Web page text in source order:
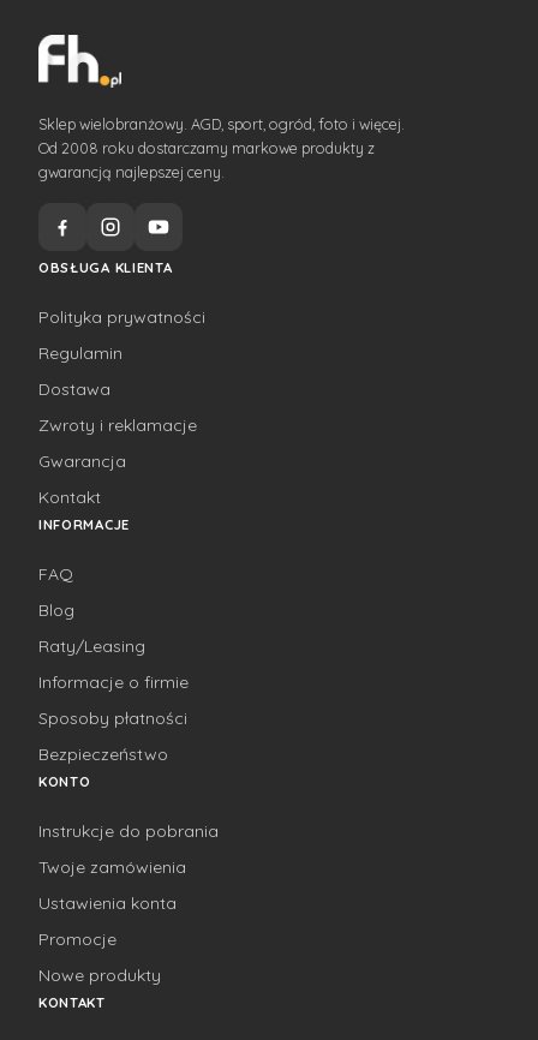
Sklep wielobranżowy. AGD, sport, ogród, foto i więcej.
Od 2008 roku dostarczamy markowe produkty z
gwarancją najlepszej ceny.
OBSŁUGA KLIENTA
Polityka prywatności
Regulamin
Dostawa
Zwroty i reklamacje
Gwarancja
Kontakt
INFORMACJE
FAQ
Blog
Raty/Leasing
Informacje o firmie
Sposoby płatności
Bezpieczeństwo
KONTO
Instrukcje do pobrania
Twoje zamówienia
Ustawienia konta
Promocje
Nowe produkty
KONTAKT